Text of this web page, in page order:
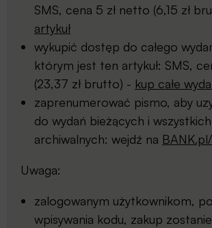
SMS, cena 5 zł netto (6,15 zł
artykuł
wykupić dostęp do całego
którym jest ten artykuł: SMS,
(23,37 zł brutto) - kup całe
zaprenumerować pismo, aby
do wydań bieżących i wszystkich
archiwalnych: wejdź na
Uwaga:
zalogowanym użytkownikom,
wpisywania kodu, zakup